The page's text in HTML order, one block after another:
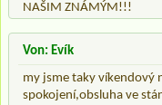
NAŠIM ZNÁMÝM!!!
Von: Evík
my jsme taky víkendový
spokojení,obsluha ve